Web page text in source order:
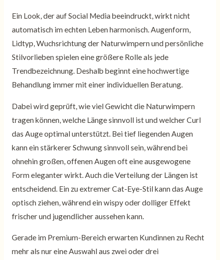
Ein Look, der auf Social Media beeindruckt, wirkt nicht
automatisch im echten Leben harmonisch. Augenform,
Lidtyp, Wuchsrichtung der Naturwimpern und persönliche
Stilvorlieben spielen eine größere Rolle als jede
Trendbezeichnung. Deshalb beginnt eine hochwertige
Behandlung immer mit einer individuellen Beratung.
Dabei wird geprüft, wie viel Gewicht die Naturwimpern
tragen können, welche Länge sinnvoll ist und welcher Curl
das Auge optimal unterstützt. Bei tief liegenden Augen
kann ein stärkerer Schwung sinnvoll sein, während bei
ohnehin großen, offenen Augen oft eine ausgewogene
Form eleganter wirkt. Auch die Verteilung der Längen ist
entscheidend. Ein zu extremer Cat-Eye-Stil kann das Auge
optisch ziehen, während ein wispy oder dolliger Effekt
frischer und jugendlicher aussehen kann.
Gerade im Premium-Bereich erwarten Kundinnen zu Recht
mehr als nur eine Auswahl aus zwei oder drei